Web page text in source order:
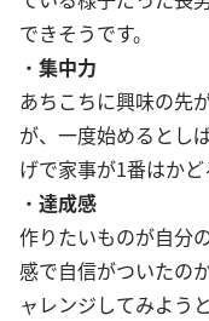
できそうです。
・ 集中力
あちこちに興味の先
が、一度始めるとし
げで家事が1番はかど
・ 達成感
作りたいものが自分
感で自信がついたの
ャレンジしてみよう